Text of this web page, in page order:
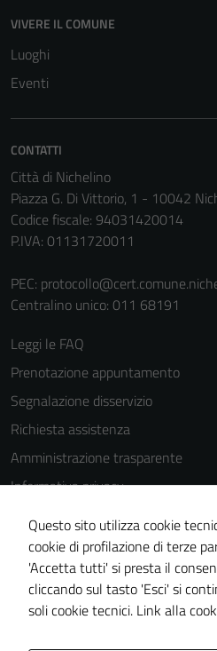
VIVERE IL COMUNE
Luoghi
Eventi
CONTATTI
Città di Nichelino
Piazza G. Di Vittorio, 1 - 10042
Codice fiscale: 94031420014
P.IVA: 01131720011
PEC:
Centralino unico: 011 68191
Leggi le FAQ
Prenotazione appuntamento
Segnalazione disservizio
Richiesta assistenza
Amministrazione trasparente
Informativa privacy
Cookie Policy
Note legali
Dichiarazione di accessibilità
Piano di miglioramento del sito
Questo sito utilizza cookie
cookie di profilazione di terze
'Accetta tutti' si presta il
cliccando sul tasto 'Esci' si
soli cookie tecnici. Link alla